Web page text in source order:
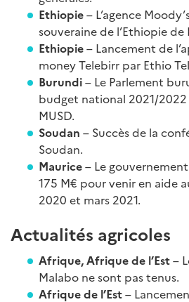
Ethiopie– L’agence
souveraine de l’Ethiopie de
Ethiopie– Lancement de
money Telebirr par Ethio
Burundi– Le Parlement
budget national 2021/
MUSD.
Soudan – Succès de la
Soudan.
Maurice– Le
175 M€ pour venir en aide
2020 et mars 2021.
Actualités agricoles
Afrique, Afrique de l’Est–
Malabo ne sont pas tenus.
Afrique de l’Est–